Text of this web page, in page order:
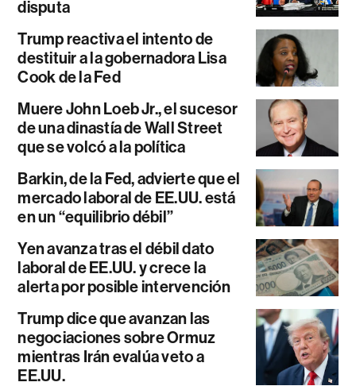
disputa
Trump reactiva el intento de
destituir a la gobernadora Lisa
Cook de la Fed
Muere John Loeb Jr., el sucesor
de una dinastía de Wall Street
que se volcó a la política
Barkin, de la Fed, advierte que el
mercado laboral de EE.UU. está
en un “equilibrio débil”
Yen avanza tras el débil dato
laboral de EE.UU. y crece la
alerta por posible intervención
Trump dice que avanzan las
negociaciones sobre Ormuz
mientras Irán evalúa veto a
EE.UU.